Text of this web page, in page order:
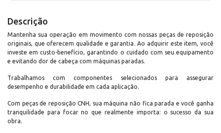
Descrição
Mantenha sua operação em movimento com nossas peças de reposição
originais, que oferecem qualidade e garantia. Ao adquirir este item, você
investe em custo-benefício, garantindo o cuidado com seu equipamento
e evitando dor de cabeça com máquinas paradas.
Trabalhamos com componentes selecionados para assegurar
desempenho e durabilidade em cada aplicação.
Com peças de reposição CNH, sua máquina não fica parada e você ganha
tranquilidade para focar no que realmente importa: o sucesso da sua
obra.